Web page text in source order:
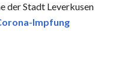
der Stadt Leverkusen
Impfung